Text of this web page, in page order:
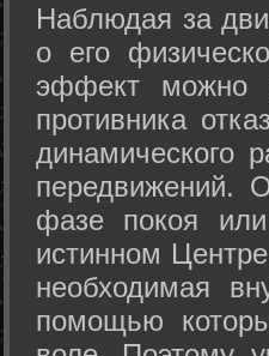
Hаблюдая за
о его
эффект можно
противника
динамического
передвижений.
фазе покоя
истинном
необходимая
помощью